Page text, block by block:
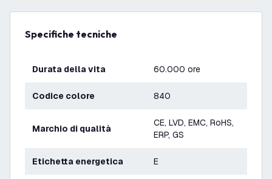
Specifiche tecniche
Durata della vita 60.000 ore
Codice colore 840
Marchio di qualità
CE, LVD, EMC, RoHS,
ERP, GS
Etichetta energetica E